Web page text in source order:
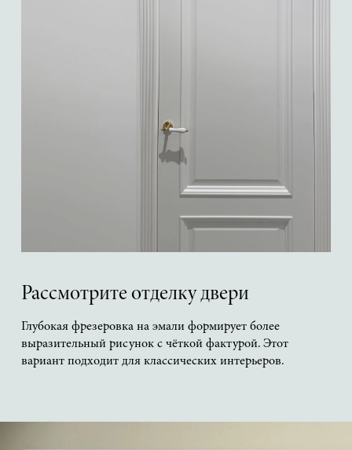
Рассмотрите отделку двери
Глубокая фрезеровка на эмали формирует более
выразительный рисунок с чёткой фактурой. Этот
вариант подходит для классических интерьеров.